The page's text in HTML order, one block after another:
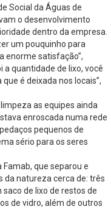
Social da Águas de
o desenvolvimento
dentro da empresa.
um pouquinho para
enorme satisfação”,
a quantidade de lixo, você
é deixada nos locais”,
as equipes ainda
enroscada numa rede
pequenos de
sério para os seres
que separou e
natureza cerca de: três
de lixo de restos de
de vidro, além de outros